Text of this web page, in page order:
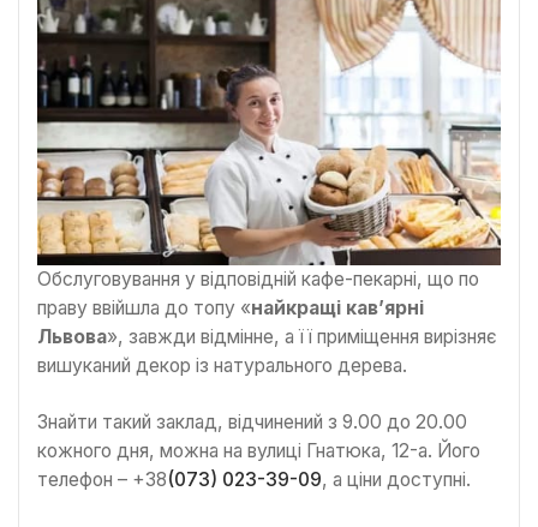
Обслуговування у відповідній кафе-пекарні, що по
праву ввійшла до топу «найкращі кав’ярні
Львова», завжди відмінне, а її приміщення вирізняє
вишуканий декор із натурального дерева.
Знайти такий заклад, відчинений з 9.00 до 20.00
кожного дня, можна на вулиці Гнатюка, 12-а. Його
телефон – +38(073) 023-39-09, а ціни доступні.